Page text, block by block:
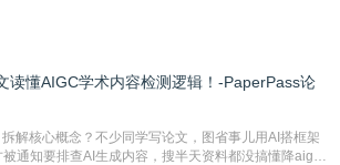
读懂AIGC学术内容检测逻辑！-PaperPass论
解核心概念？不少同学写论文，图省事儿用AI搭框架
通知要排查AI生成内容，搜半天资料都没搞懂降aigc